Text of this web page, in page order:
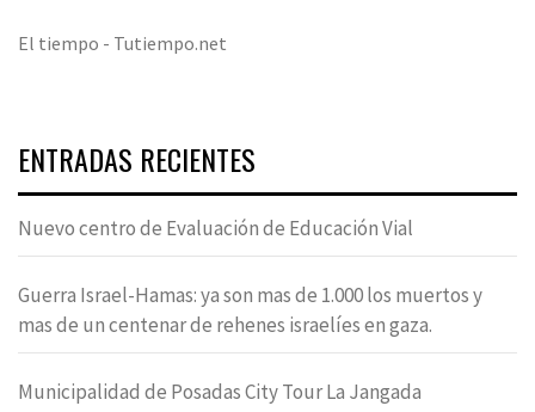
El tiempo - Tutiempo.net
ENTRADAS RECIENTES
Nuevo centro de Evaluación de Educación Vial
Guerra Israel-Hamas: ya son mas de 1.000 los muertos y
mas de un centenar de rehenes israelíes en gaza.
Municipalidad de Posadas City Tour La Jangada